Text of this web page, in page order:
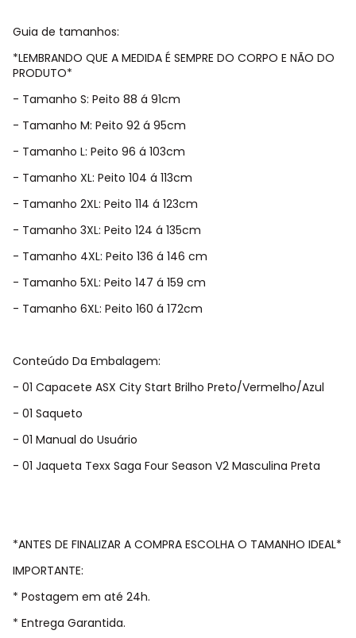
Guia de tamanhos:
*LEMBRANDO QUE A MEDIDA É SEMPRE DO CORPO E NÃO DO
PRODUTO*
- Tamanho S: Peito 88 á 91cm
- Tamanho M: Peito 92 á 95cm
- Tamanho L: Peito 96 á 103cm
- Tamanho XL: Peito 104 á 113cm
- Tamanho 2XL: Peito 114 á 123cm
- Tamanho 3XL: Peito 124 á 135cm
- Tamanho 4XL: Peito 136 á 146 cm
- Tamanho 5XL: Peito 147 á 159 cm
- Tamanho 6XL: Peito 160 á 172cm
Conteúdo Da Embalagem:
- 01 Capacete ASX City Start Brilho Preto/Vermelho/Azul
- 01 Saqueto
- 01 Manual do Usuário
- 01 Jaqueta Texx Saga Four Season V2 Masculina Preta
*ANTES DE FINALIZAR A COMPRA ESCOLHA O TAMANHO IDEAL*
IMPORTANTE:
* Postagem em até 24h.
* Entrega Garantida.